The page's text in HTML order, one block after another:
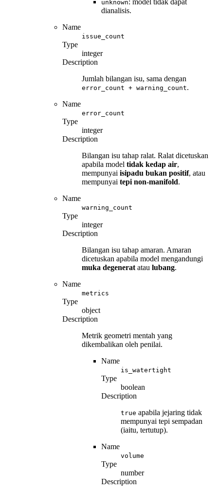
unknown
dianalisis.
Name
issue_count
Type
integer
Description
Jumlah bilangan isu, sama dengan
error_count + warning_count.
Name
error_count
Type
integer
Description
Bilangan isu tahap ralat. Ralat dicetuskan
apabila model tidak kedap air,
mempunyai isipadu bukan positif, atau
mempunyai tepi non-manifold.
Name
warning_count
Type
integer
Description
Bilangan isu tahap amaran. Amaran
dicetuskan apabila model mengandungi
muka degenerat atau lubang.
Name
metrics
Type
object
Description
Metrik geometri mentah yang
dikembalikan oleh penilai.
Name
is_watertight
Type
boolean
Description
true apabila jejaring tidak
mempunyai tepi sempadan
(iaitu, tertutup).
Name
volume
Type
number
Description